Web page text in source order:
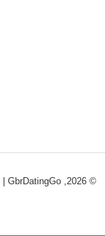
© 2026, GbrDatingGo |